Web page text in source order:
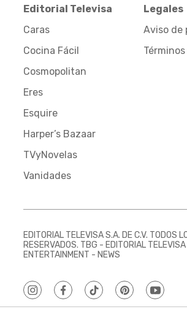
Editorial Televisa
Caras
Cocina Fácil
Cosmopolitan
Eres
Esquire
Harper’s Bazaar
TVyNovelas
Vanidades
Legales
Aviso de
EDITORIAL TELEVISA S.A. DE C.V. TODOS
RESERVADOS. TBG - EDITORIAL
ENTERTAINMENT - NEWS
instagramfacebooktiktokpinterest